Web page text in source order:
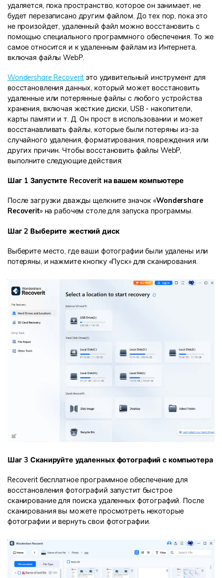
удаляется, пока пространство, которое он занимает, не
будет перезаписано другим файлом. До тех пор, пока это
не произойдет, удаленный файл можно восстановить с
помощью специального программного обеспечения. То же
самое относится и к удаленным файлам из Интернета,
включая файлы WebP.
Wondershare Recoverit это удивительный инструмент для
восстановления данных, который может восстановить
удаленные или потерянные файлы с любого устройства
хранения, включая жесткие диски, USB - накопители,
карты памяти и т. Д. Он прост в использовании и может
восстанавливать файлы, которые были потеряны из-за
случайного удаления, форматирования, повреждения или
других причин. Чтобы восстановить файлы WebP,
выполните следующие действия:
Шаг 1 Запустите Recoverit на вашем компьютере
После загрузки дважды щелкните значок «Wondershare
Recoverit» на рабочем столе для запуска программы.
Шаг 2 Выберите жесткий диск
Выберите место, где ваши фотографии были удалены или
потеряны, и нажмите кнопку «Пуск» для сканирования.
Шаг 3 Сканируйте удаленных фотографий с компьютера
Recoverit бесплатное программное обеспечение для
восстановления фотографий запустит быстрое
сканирование для поиска удаленных фотографий. После
сканирования вы можете просмотреть некоторые
фотографии и вернуть свои фотографии.